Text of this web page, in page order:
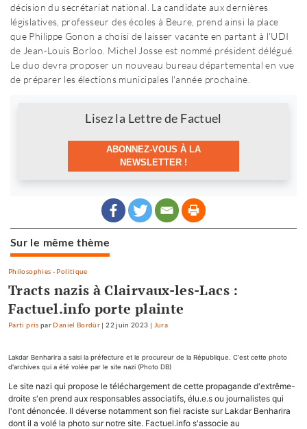
décision du secrétariat national. La candidate aux dernières
législatives, professeur des écoles à Beure, prend ainsi la place
que Philippe Gonon a choisi de laisser vacante en partant à l'UDI
de Jean-Louis Borloo. Michel Josse est nommé président délégué.
Le duo devra proposer un nouveau bureau départemental en vue
de préparer les élections municipales l'année prochaine.
Lisez la Lettre de Factuel
ABONNEZ-VOUS À LA
NEWSLETTER !
Sur le même thème
Philosophies - Politique
Tracts nazis à Clairvaux-les-Lacs :
Factuel.info porte plainte
Parti pris parDaniel Bordür |22 juin 2023 | Jura
Lakdar Benharira a saisi la préfecture et le procureur de la République. C'est cette photo
d'archives qui a été volée par le site nazi (Photo DB)
Le site nazi qui propose le téléchargement de cette propagande d'extrême-
droite s'en prend aux responsables associatifs, élu.e.s ou journalistes qui
l'ont dénoncée. Il déverse notamment son fiel raciste sur Lakdar Benharira
dont il a volé la photo sur notre site. Factuel.info s'associe au